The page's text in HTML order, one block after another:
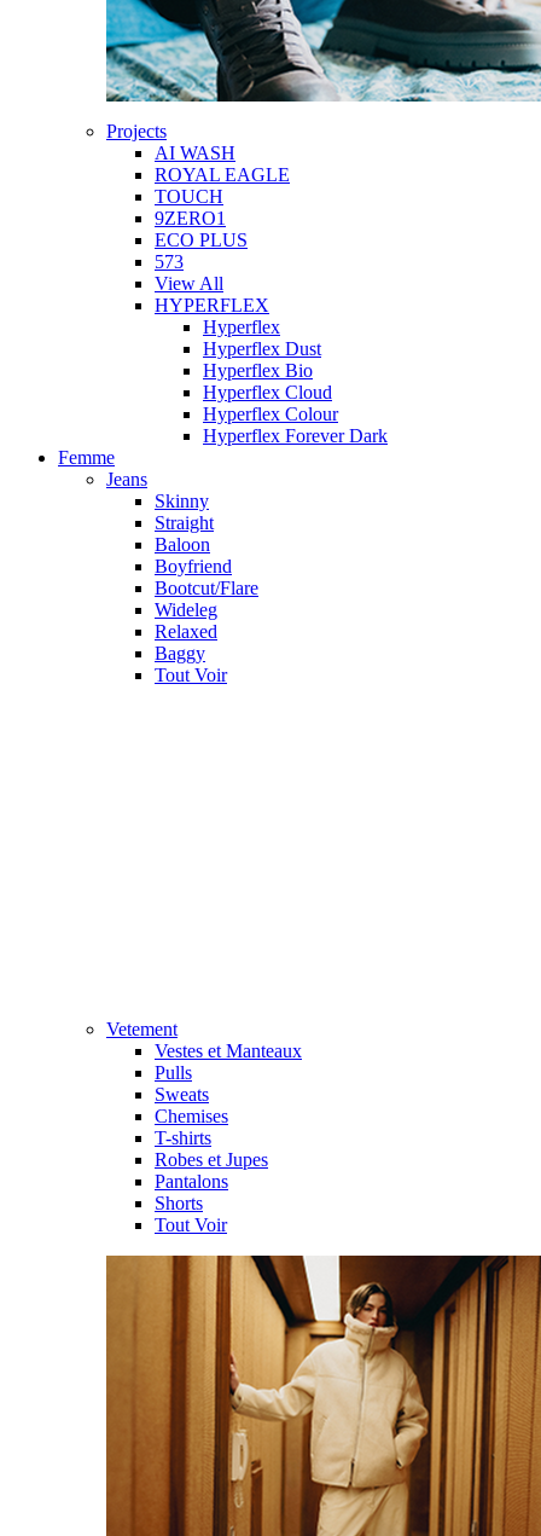
Projects
AI WASH
ROYAL EAGLE
TOUCH
9ZERO1
ECO PLUS
573
View All
HYPERFLEX
Hyperflex
Hyperflex Dust
Hyperflex Bio
Hyperflex Cloud
Hyperflex Colour
Hyperflex Forever Dark
Femme
Jeans
Skinny
Straight
Baloon
Boyfriend
Bootcut/Flare
Wideleg
Relaxed
Baggy
Tout Voir
Vetement
Vestes et Manteaux
Pulls
Sweats
Chemises
T-shirts
Robes et Jupes
Pantalons
Shorts
Tout Voir